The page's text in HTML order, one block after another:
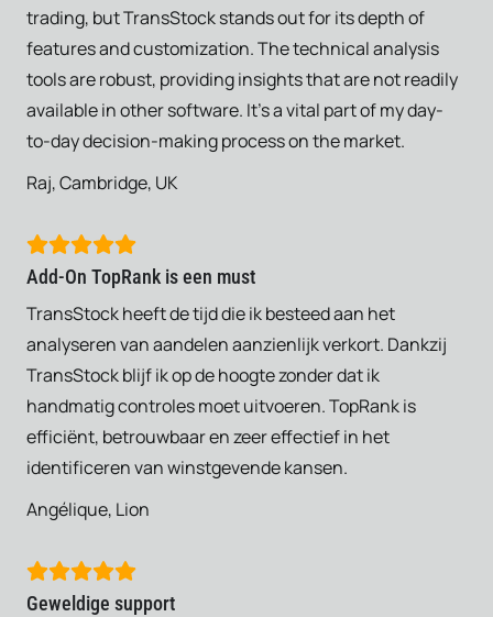
trading, but TransStock stands out for its depth of
features and customization. The technical analysis
tools are robust, providing insights that are not readily
available in other software. It’s a vital part of my day-
to-day decision-making process on the market.
Raj, Cambridge, UK
Add-On TopRank is een must
TransStock heeft de tijd die ik besteed aan het
analyseren van aandelen aanzienlijk verkort. Dankzij
TransStock blijf ik op de hoogte zonder dat ik
handmatig controles moet uitvoeren. TopRank is
efficiënt, betrouwbaar en zeer effectief in het
identificeren van winstgevende kansen.
Angélique, Lion
Geweldige support